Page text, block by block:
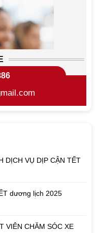
DỊCH VỤ DỊP CẬN TẾT
dương lịch 2025
VIÊN CHĂM SÓC XE